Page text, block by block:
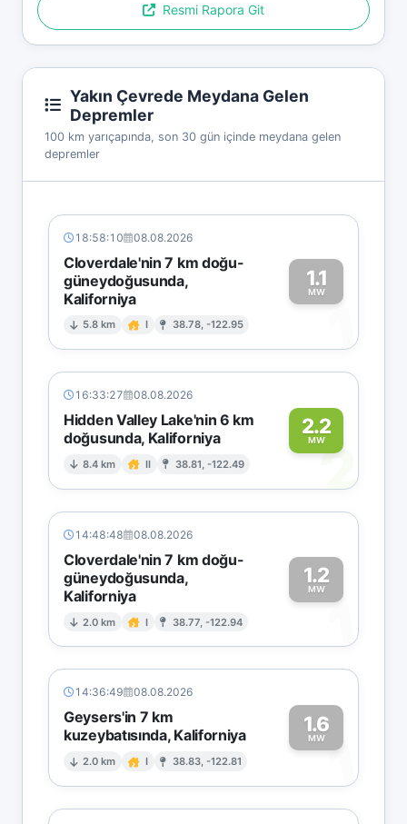
Resmi Rapora Git
Yakın Çevrede Meydana Gelen
Depremler
100 km yarıçapında, son 30 gün içinde meydana gelen
depremler
18:58:10 08.08.2026
Cloverdale'nin 7 km doğu-
güneydoğusunda,
Kaliforniya
5.8 km I 38.78, -122.95
1.1
MW
1
16:33:27 08.08.2026
Hidden Valley Lake'nin 6 km
doğusunda, Kaliforniya
8.4 km II 38.81, -122.49
2.2
MW
2
14:48:48 08.08.2026
Cloverdale'nin 7 km doğu-
güneydoğusunda,
Kaliforniya
2.0 km I 38.77, -122.94
1.2
MW
1
14:36:49 08.08.2026
Geysers'in 7 km
kuzeybatısında, Kaliforniya
2.0 km I 38.83, -122.81
1.6
MW1